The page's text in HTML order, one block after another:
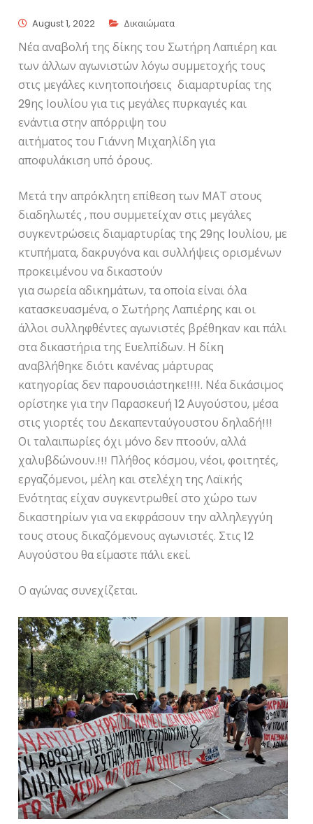
August 1, 2022 Δικαιώματα
Νέα αναβολή της δίκης του Σωτήρη Λαπιέρη και
των άλλων αγωνιστών λόγω συμμετοχής τους
στις μεγάλες κινητοποιήσεις διαμαρτυρίας της
29ης Ιουλίου για τις μεγάλες πυρκαγιές και
ενάντια στην απόρριψη του
αιτήματος του Γιάννη Μιχαηλίδη για
αποφυλάκιση υπό όρους.
Μετά την απρόκλητη επίθεση των ΜΑΤ στους
διαδηλωτές , που συμμετείχαν στις μεγάλες
συγκεντρώσεις διαμαρτυρίας της 29ης Ιουλίου, με
κτυπήματα, δακρυγόνα και συλλήψεις ορισμένων
προκειμένου να δικαστούν
για σωρεία αδικημάτων, τα οποία είναι όλα
κατασκευασμένα, ο Σωτήρης Λαπιέρης και οι
άλλοι συλληφθέντες αγωνιστές βρέθηκαν και πάλι
στα δικαστήρια της Ευελπίδων. Η δίκη
αναβλήθηκε διότι κανένας μάρτυρας
κατηγορίας δεν παρουσιάστηκε!!!!. Νέα δικάσιμος
ορίστηκε για την Παρασκευή 12 Αυγούστου, μέσα
στις γιορτές του Δεκαπενταύγουστου δηλαδή!!!
Οι ταλαιπωρίες όχι μόνο δεν πτοούν, αλλά
χαλυβδώνουν.!!! Πλήθος κόσμου, νέοι, φοιτητές,
εργαζόμενοι, μέλη και στελέχη της Λαϊκής
Ενότητας είχαν συγκεντρωθεί στο χώρο των
δικαστηρίων για να εκφράσουν την αλληλεγγύη
τους στους δικαζόμενους αγωνιστές. Στις 12
Αυγούστου θα είμαστε πάλι εκεί.
Ο αγώνας συνεχίζεται.